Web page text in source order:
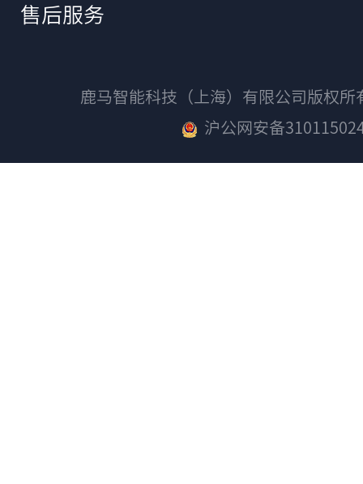
售后服务
鹿马智能科技（上海）有限公司版权
沪公网安备